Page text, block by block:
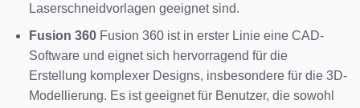
Laserschneidvorlagen geeignet sind.
Fusion 360Fusion 360 ist in erster Linie eine CAD-
Software und eignet sich hervorragend für die
Erstellung komplexer Designs, insbesondere für die 3D-
Modellierung. Es ist geeignet für Benutzer, die sowohl